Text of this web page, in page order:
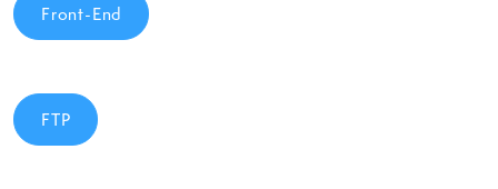
Front-End
FTP